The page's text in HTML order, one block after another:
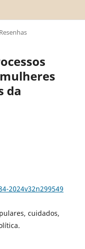
Resenhas
da
2024v32n299549
cuidados,